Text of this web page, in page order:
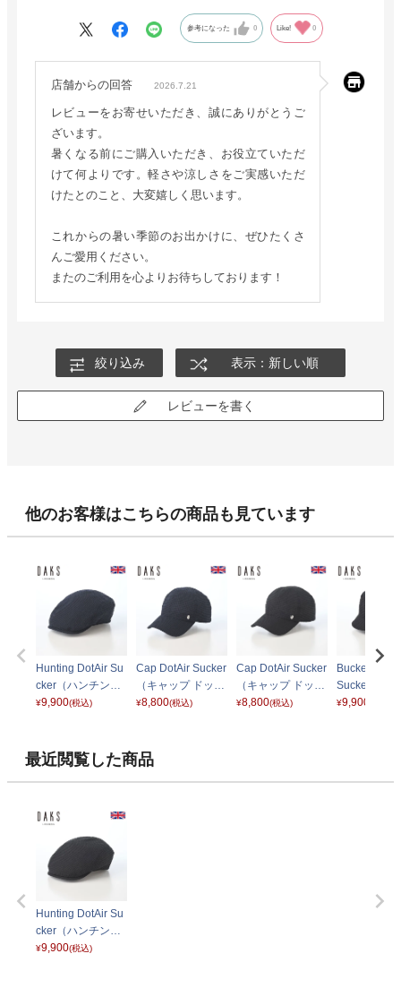
参考になった 0 Like! 0
店舗からの回答 2026.7.21
レビューをお寄せいただき、誠にありがとうご
ざいます。
暑くなる前にご購入いただき、お役立ていただ
けて何よりです。軽さや涼しさをご実感いただ
けたとのこと、大変嬉しく思います。
これからの暑い季節のお出かけに、ぜひたくさ
んご愛用ください。
またのご利用を心よりお待ちしております！
絞り込み 表示：新しい順
レビューを書く
他のお客様はこちらの商品も見ています
Hunting DotAir Su
cker（ハンチング
ドットエアー サッ
¥9,900(税込)
Cap DotAir Sucker
（キャップ ドット
エアー サッカー）
¥8,800(税込)
Cap DotAir Sucker
（キャップ ドット
エアー サッカー）
¥8,800(税込)
Bucket Hat
Sucker（バ
ハット ドッ
¥9,900
最近閲覧した商品
Hunting DotAir Su
cker（ハンチング
ドットエアー サッ
¥9,900(税込)